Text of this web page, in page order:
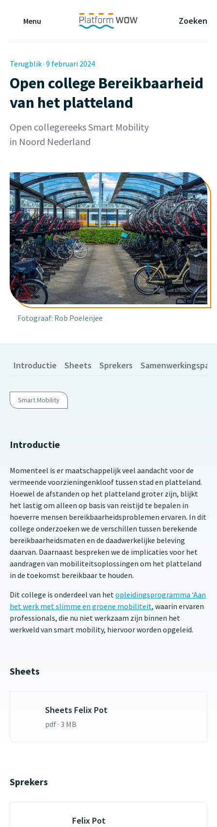
Menu
Zoeken
Terugblik · 9 februari 2024
Open college Bereikbaarheid
van het platteland
Open collegereeks Smart Mobility
in Noord Nederland
Fotograaf: Rob Poelenjee
Introductie Sheets Sprekers
Smart Mobility
Introductie
Momenteel is er maatschappelijk veel aandacht voor de
vermeende voorzieningenkloof tussen stad en platteland.
Hoewel de afstanden op het platteland groter zijn, blijkt
het lastig om alleen op basis van reistijd te bepalen in
hoeverre mensen bereikbaarheidsproblemen ervaren. In dit
college onderzoeken we de verschillen tussen berekende
bereikbaarheidsmaten en de daadwerkelijke beleving
daarvan. Daarnaast bespreken we de implicaties voor het
aandragen van mobiliteitsoplossingen om het platteland
in de toekomst bereikbaar te houden.
Dit college is onderdeel van hetopleidingsprogramma ‘Aan
het werk met slimme en groene mobiliteit, waarin ervaren
professionals, die nu niet werkzaam zijn binnen het
werkveld van smart mobility, hiervoor worden opgeleid.
Sheets
Sheets Felix Pot
pdf · 3 MB
Sprekers
Felix Pot